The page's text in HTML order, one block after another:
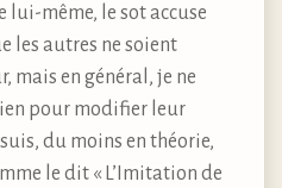
lui-même, le sot accuse
les autres ne soient
mais en général, je ne
pour modifier leur
du moins en théorie,
le dit « L’Imitation de